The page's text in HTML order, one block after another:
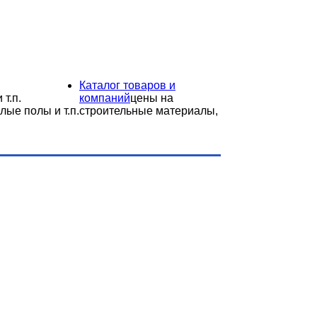
т.п.
полы и т.п.
Каталог товаров и
компанийцены на
строительные материалы,